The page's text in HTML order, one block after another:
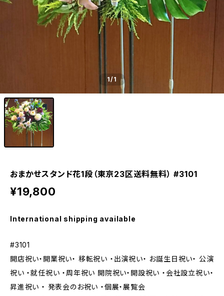
1/1
おまかせスタンド花1段（東京23区送料無料） #3101
¥19,800
International shipping available
#3101
開店祝い・開業祝い・ 移転祝い ・出演祝い・ お誕生日祝い・ 公演
祝い ・就任祝い ・周年祝い 開院祝い・開設祝い ・会社設立祝い・
昇進祝い ・ 発表会のお祝い ・個展・展覧会